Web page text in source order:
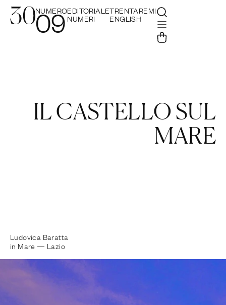
NUMERO
09EDITORIALE
NUMERI
TRENTAREMI
ENGLISH
IL CASTELLO SUL
MARE
Ludovica Baratta
in Mare — Lazio